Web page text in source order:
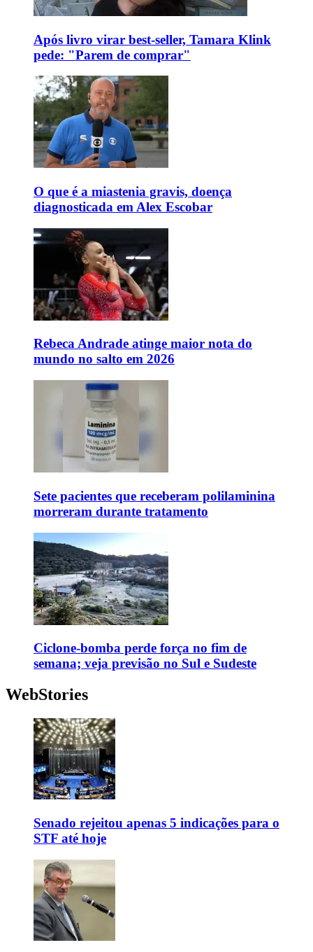
Após livro virar best-seller, Tamara Klink
pede: "Parem de comprar"
O que é a miastenia gravis, doença
diagnosticada em Alex Escobar
Rebeca Andrade atinge maior nota do
mundo no salto em 2026
Sete pacientes que receberam polilaminina
morreram durante tratamento
Ciclone-bomba perde força no fim de
semana; veja previsão no Sul e Sudeste
WebStories
Senado rejeitou apenas 5 indicações para o
STF até hoje